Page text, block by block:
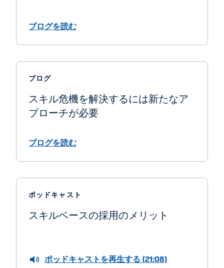
ブログを読む
ブログ
スキル危機を解決するには新たなア
プローチが必要
ブログを読む
ポッドキャスト
スキルベースの採用のメリット
ポッドキャストを再生する (21:08)